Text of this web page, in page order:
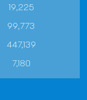
19,225
99,773
447,139
7,180